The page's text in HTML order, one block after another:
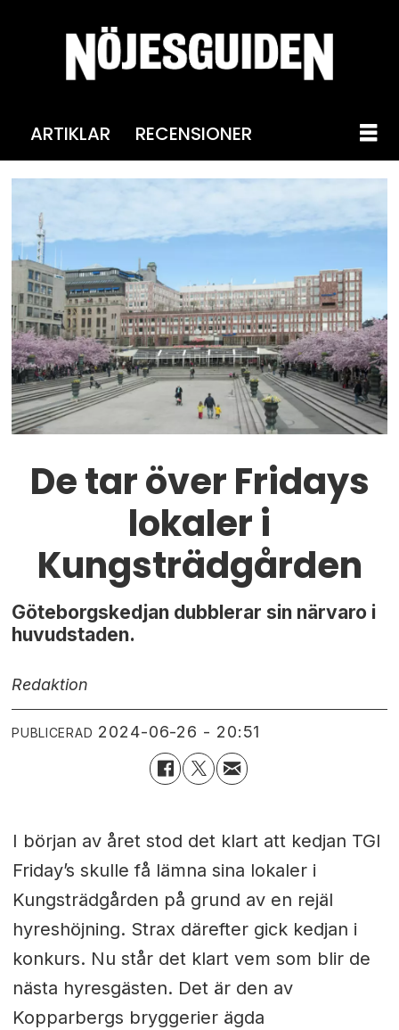
ARTIKLAR RECENSIONER
De tar över Fridays
lokaler i
Kungsträdgården
Göteborgskedjan dubblerar sin närvaro i
huvudstaden.
Redaktion
PUBLICERAD 2024-06-26 - 20:51
I början av året stod det klart att kedjan TGI
Friday’s skulle få lämna sina lokaler i
Kungsträdgården på grund av en rejäl
hyreshöjning. Strax därefter gick kedjan i
konkurs. Nu står det klart vem som blir de
nästa hyresgästen. Det är den av
Kopparbergs bryggerier ägda